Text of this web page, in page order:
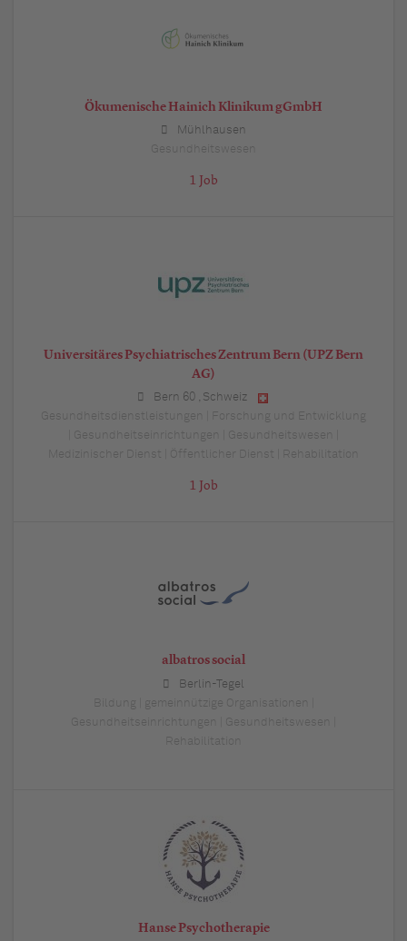
Ökumenische Hainich Klinikum gGmbH
Mühlhausen
Gesundheitswesen
1 Job
Universitäres Psychiatrisches Zentrum Bern (UPZ Bern
AG)
Bern 60, Schweiz
Gesundheitsdienstleistungen | Forschung und Entwicklung
| Gesundheitseinrichtungen | Gesundheitswesen |
Medizinischer Dienst | Öffentlicher Dienst | Rehabilitation
1 Job
albatros social
Berlin-Tegel
Bildung | gemeinnützige Organisationen |
Gesundheitseinrichtungen | Gesundheitswesen |
Rehabilitation
Hanse Psychotherapie